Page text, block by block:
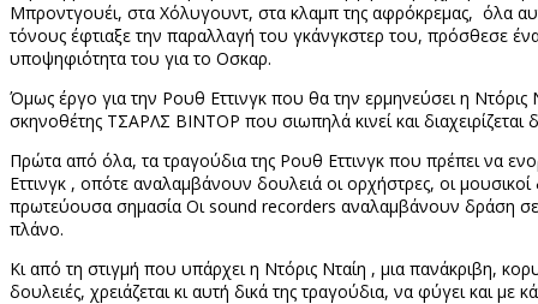
Μπροντγουέι, στα Χόλυγουντ, στα κλαμπ της αφρόκρεμας, όλα
τόνους έφτιαξε την παραλλαγή του γκάνγκστερ του, πρόσθεσε
υποψηφιότητα του για το Οσκαρ.
Όμως έργο για την Ρουθ Εττινγκ που θα την ερμηνεύσει η
σκηνοθέτης ΤΣΑΡΛΣ ΒΙΝΤΟΡ που σιωπηλά κινεί και
Πρώτα από όλα, τα τραγούδια της Ρουθ Εττινγκ που πρέπει να
Εττινγκ , οπότε αναλαμβάνουν δουλειά οι ορχήστρες, οι
πρωτεύουσα σημασία Οιsound recorders αναλαμβάνουν δράση
πλάνο.
Κι από τη στιγμή που υπάρχει η Ντόρις Νταίη , μια πανάκριβη,
δουλειές, χρειάζεται κι αυτή δικά της τραγούδια, να φύγει και με